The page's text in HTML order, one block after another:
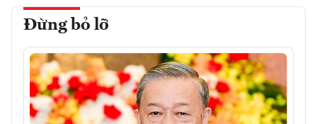
Đừng bỏ lỡ